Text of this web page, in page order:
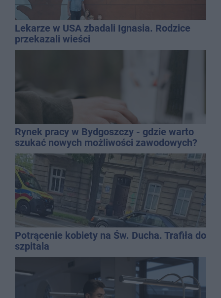
Lekarze w USA zbadali Ignasia. Rodzice
przekazali wieści
Rynek pracy w Bydgoszczy - gdzie warto
szukać nowych możliwości zawodowych?
Potrącenie kobiety na Św. Ducha. Trafiła do
szpitala